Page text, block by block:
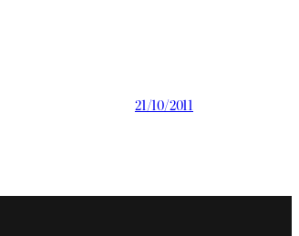
21/10/2011